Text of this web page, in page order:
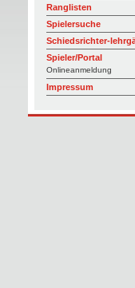
Ranglisten
Spielersuche
Schiedsrichter-
Spieler/Portal
Onlineanmeldung
Impressum